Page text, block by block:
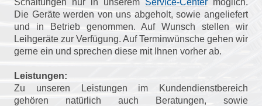
Die Geräte werden von uns abgeholt, sowie angeliefert
und in Betrieb genommen. Auf Wunsch stellen wir
Leihgeräte zur Verfügung. Auf Terminwünsche gehen wir
gerne ein und sprechen diese mit Ihnen vorher ab.
Leistungen:
Zu unseren Leistungen im Kundendienstbereich
gehören natürlich auch Beratungen, sowie